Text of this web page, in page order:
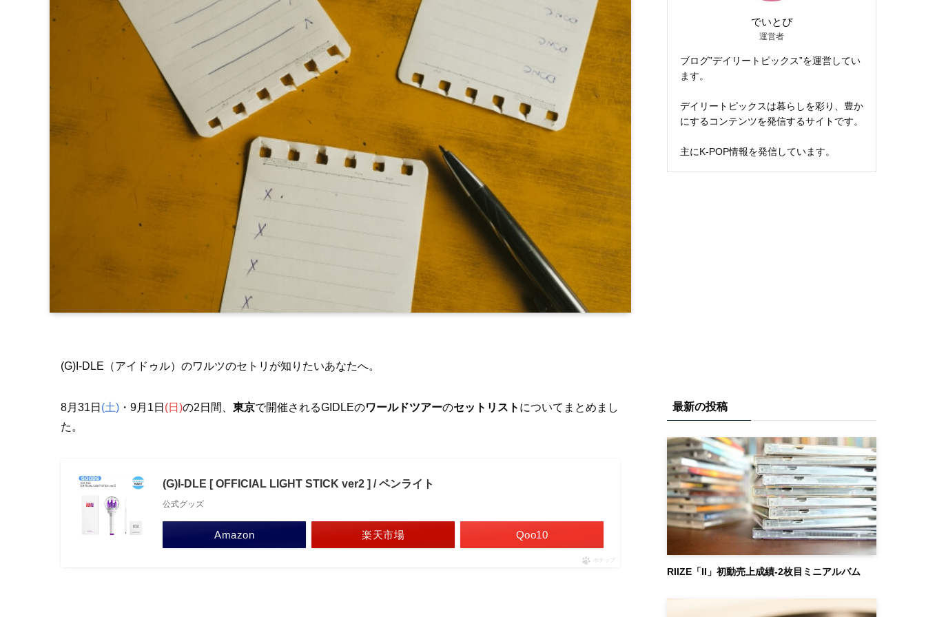
(G)I-DLE（アイドゥル）のワルツのセトリが知りたいあなたへ。
8月31日 (土) ・9月1日 (日)の2日間、 東京で開催されるGIDLEのワールドツアーのセットリスト についてまとめまし
た。
(G)I-DLE [ OFFICIAL LIGHT STICK ver2 ] / ペンライト
公式グッズ
Amazon 楽天市場 Qoo10
ポチップ
でいとぴ
運営者
ブログ”デイリートピックス”を運営してい
ます。
デイリートピックスは暮らしを彩り、豊か
にするコンテンツを発信するサイトです。
主にK-POP情報を発信しています。
最新の投稿
RIIZE「II」初動売上成績-2枚目ミニアルバム